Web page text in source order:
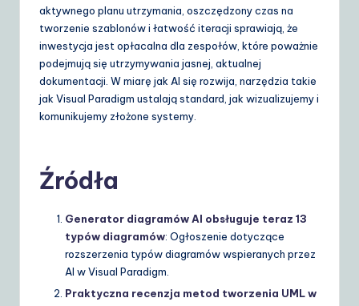
aktywnego planu utrzymania, oszczędzony czas na
tworzenie szablonów i łatwość iteracji sprawiają, że
inwestycja jest opłacalna dla zespołów, które poważnie
podejmują się utrzymywania jasnej, aktualnej
dokumentacji. W miarę jak AI się rozwija, narzędzia takie
jak Visual Paradigm ustalają standard, jak wizualizujemy i
komunikujemy złożone systemy.
Źródła
Generator diagramów AI obsługuje teraz 13
typów diagramów: Ogłoszenie dotyczące
rozszerzenia typów diagramów wspieranych przez
AI w Visual Paradigm.
Praktyczna recenzja metod tworzenia UML w